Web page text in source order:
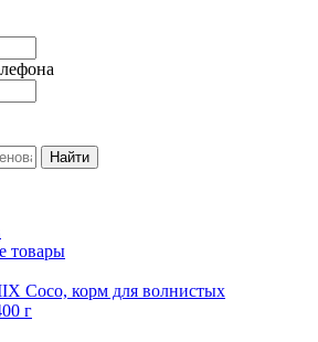
Найти
товары
Coco, корм для волнистых
г